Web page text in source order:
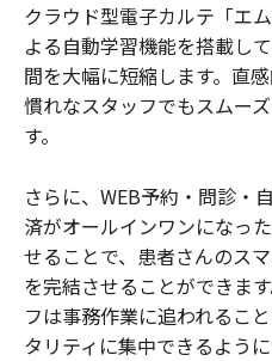
クラウド型電子カルテ「エ
よる自動学習機能を搭載し
間を大幅に短縮します。直
慣れなスタッフでもスムー
す。
さらに、WEB予約・問診・
済がオールインワンになっ
せることで、患者さんのス
を完結させることができま
フは事務作業に追われるこ
タリティに集中できるように